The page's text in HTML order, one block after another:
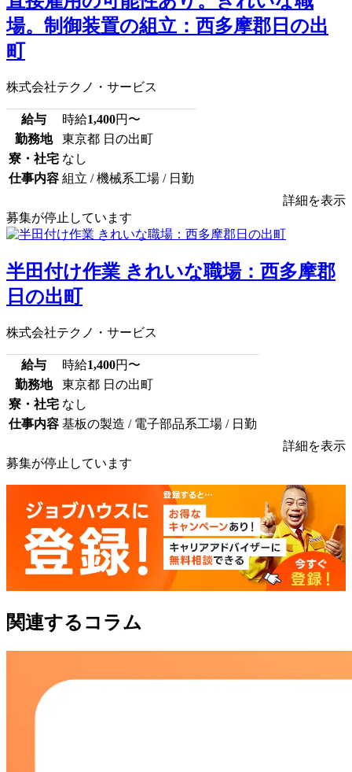
場。制御装置の組立：西多摩郡日の出
町
株式会社テクノ・サービス
給与 時給1,400円〜
勤務地
東京都 日の出町
寮・社宅 なし
仕事内容 組立 / 機械系工場 / 日勤
詳細を表示
募集が停止しています
半田付け作業 きれいな職場：西多摩郡
日の出町
株式会社テクノ・サービス
給与 時給1,400円〜
勤務地
東京都 日の出町
寮・社宅 なし
仕事内容 基板の製造 / 電子部品系工場 / 日勤
詳細を表示
募集が停止しています
関連するコラム